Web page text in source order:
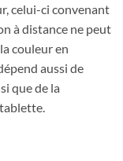
celui-ci convenant
à distance ne peut
couleur en
aussi de
que de la